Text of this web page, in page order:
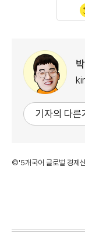
기자의 다른
©'5개국어 글로벌 경제